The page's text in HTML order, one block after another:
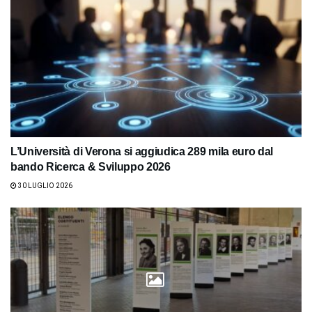
L’Università di Verona si aggiudica 289 mila euro dal
bando Ricerca & Sviluppo 2026
30 LUGLIO 2026